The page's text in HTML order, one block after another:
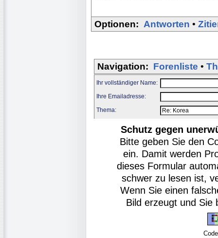
Optionen: Antworten •
Navigation: Forenliste •
Ihr vollständiger Name:
Ihre Emailadresse:
Thema:
Schutz gegen
Bitte geben Sie den
ein. Damit werden
dieses Formular
schwer zu lesen ist,
Wenn Sie einen
Bild erzeugt und Sie